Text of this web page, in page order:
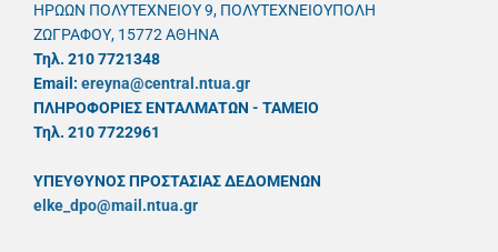
ΗΡΩΩΝ ΠΟΛΥΤΕΧΝΕΙΟΥ 9, ΠΟΛΥΤΕΧΝΕΙΟΥΠΟΛΗ
ΖΩΓΡΑΦΟΥ, 15772 ΑΘΗΝΑ
Τηλ. 210 7721348
Email: ereyna@central.ntua.gr
ΠΛΗΡΟΦΟΡΙΕΣ ΕΝΤΑΛΜΑΤΩΝ - ΤΑΜΕΙΟ
Τηλ. 210 7722961
ΥΠΕΥΘYΝΟΣ ΠΡΟΣΤΑΣΙΑΣ ΔΕΔΟΜΕΝΩΝ
elke_dpo@mail.ntua.gr